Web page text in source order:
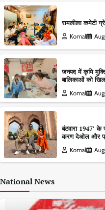
रामलीला कमेटी
Komal
जनपद में कृमि
बालिकाओं को
Komal
बंटवारा 1947′
करण देओल और
Komal
National News